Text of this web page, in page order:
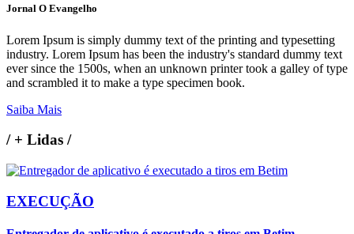
Jornal O Evangelho
Lorem Ipsum is simply dummy text of the printing and typesetting
industry. Lorem Ipsum has been the industry's standard dummy text
ever since the 1500s, when an unknown printer took a galley of type
and scrambled it to make a type specimen book.
Saiba Mais
/+ Lidas /
EXECUÇÃO